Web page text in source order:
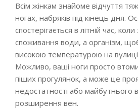
Всім жінкам знайоме відчуття
ногах, набряків під кінець дня.
спостерігається в літній час,
споживання води, а організм,
високою температурою на
Можливо, ваші ноги просто
піших прогулянок, а може це
недостатності або майбутнього
розширення вен.